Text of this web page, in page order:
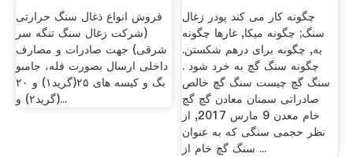
فروش انواع ذغال سنگ حرارتی
(شرکت زغال سنگ تنگه سر
شرقی) جهت صادرات و مصارف
داخلی ارسال بصورت فله، جامبو
بگ و کیسه های ۲۵(گرید۱) و ۲۰
(گرید۲) و...
چگونه کار می کند پودر زغال
سنگ; چگونه میکا, غارها چگونه
به, چگونه برای درهم شکستن.
چگونه سنگ گچ به خرد شود .
سنگ گچ چیست سنگ گچ خالص
صادراتی سمنان معادن گچ گچ
خام معدن 9 مارس 2017, از
نظر حجمی سنگی که به عنوان
سنگ گچ خام از ...